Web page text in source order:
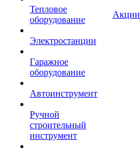
Тепловое
оборудование
Электростанции
Гаражное
оборудование
Автоинструмент
Ручной
строительный
инструмент
Акции